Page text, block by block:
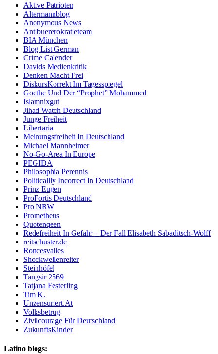
Aktive Patrioten
Altermannblog
Anonymous News
Antibuererokratieteam
BIA München
Blog List German
Crime Calender
Davids Medienkritik
Denken Macht Frei
DiskursKorrekt Im Tagesspiegel
Goethe Und Der “Prophet” Mohammed
Islamnixgut
Jihad Watch Deutschland
Junge Freiheit
Libertaria
Meinungsfreiheit In Deutschland
Michael Mannheimer
No-Go-Area In Europe
PEGIDA
Philosophia Perennis
Politicallly Incorrect In Deutschland
Prinz Eugen
ProFortis Deutschland
Pro NRW
Prometheus
Quotenqeen
Redefreiheit In Gefahr – Der Fall Elisabeth Sabaditsch-Wolff
reitschuster.de
Roncesvalles
Shockwellenreiter
Steinhöfel
Tangsir 2569
Tatjana Festerling
Tim K.
Unzensuriert.At
Volksbetrug
Zivilcourage Für Deutschland
ZukunftsKinder
Latino blogs: